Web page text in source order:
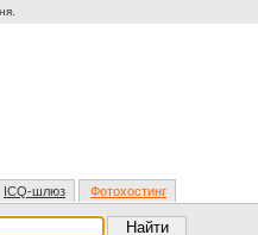
ICQ-шлюз Фотохостинг